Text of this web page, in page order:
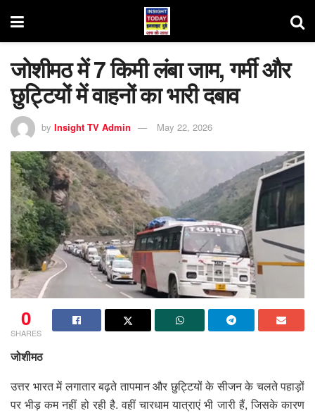
जोशीमठ में 7 किमी लंबा जाम, गर्मी और
छुट्टियों में वाहनों का भारी दबाव
by Insight TV Admin May 22, 2026
0
SHARES
जोशीमठ
उत्तर भारत में लगातार बढ़ते तापमान और छुट्टियों के सीजन के चलते पहाड़ों
पर भीड़ कम नहीं हो रही है. वहीं चारधाम यात्राएं भी जारी हैं, जिसके कारण